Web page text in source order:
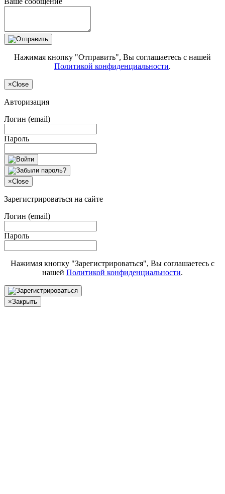
Нажимая кнопку "Отправить", Вы соглашаетесь с нашей
Политикой конфиденциальности.
×Close
Авторизация
Логин (email)
Пароль
×Close
Зарегистрироваться на сайте
Логин (email)
Пароль
Нажимая кнопку "Зарегистрироваться", Вы соглашаетесь с
нашей Политикой конфиденциальности.
×Закрыть